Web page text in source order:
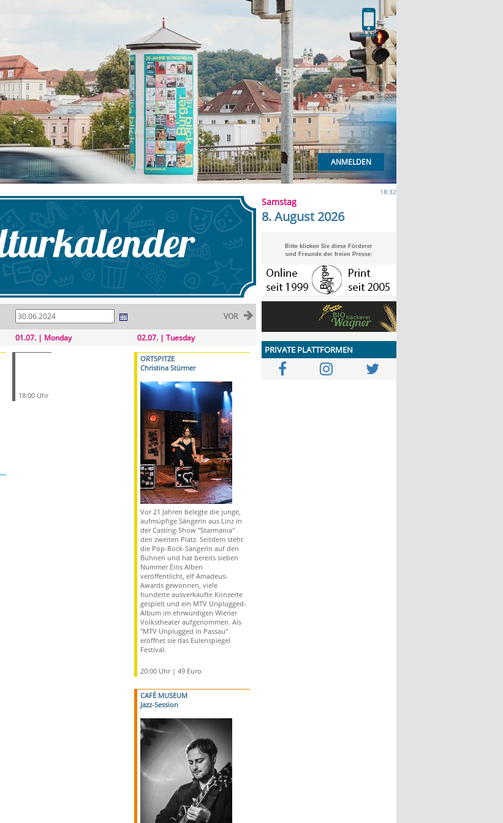
ANMELDEN
VOR
01.07. | Monday
18:00 Uhr
02.07. | Tuesday
ORTSPITZE
Christina Stürmer
Vor 21 Jahren belegte die junge,
aufmüpfige Sängerin aus Linz in
der Casting-Show "Starmania"
den zweiten Platz. Seitdem steht
die Pop-Rock-Sängerin auf den
Bühnen und hat bereits sieben
Nummer Eins Alben
veröffentlicht, elf Amadeus-
Awards gewonnen, viele
hunderte ausverkaufte Konzerte
gespielt und ein MTV Unplugged-
Album im ehrwürdigen Wiener
Volkstheater aufgenommen. Als
"MTV Unplugged in Passau"
eröffnet sie das Eulenspiegel
Festival.
20:00 Uhr | 49 Euro
CAFÉ MUSEUM
Jazz-Session
18:32
Samstag
8. August 2026
Bitte klicken Sie diese Förderer
und Freunde der freien Presse:
PRIVATE PLATTFORMEN